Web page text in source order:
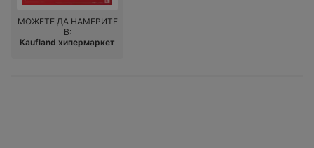
МОЖЕТЕ ДА НАМЕРИТЕ
В:
Kaufland хипермаркет